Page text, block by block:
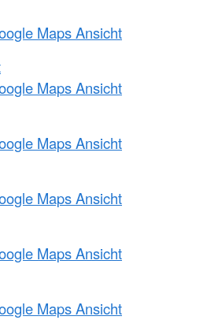
Maps Ansicht
Maps Ansicht
Maps Ansicht
Maps Ansicht
Maps Ansicht
Maps Ansicht